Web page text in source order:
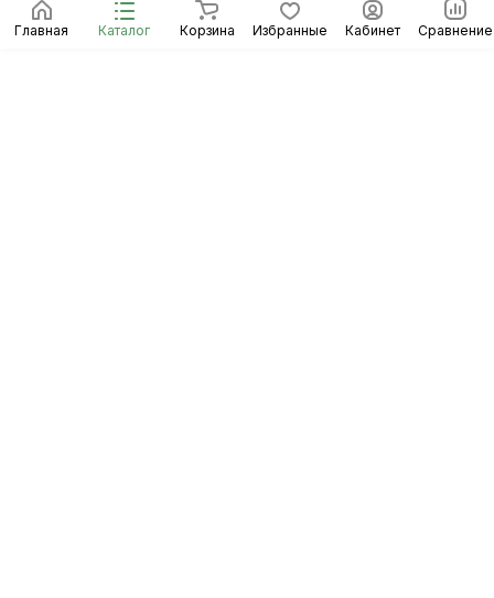
Главная Каталог Корзина Избранные Кабинет Сравнение